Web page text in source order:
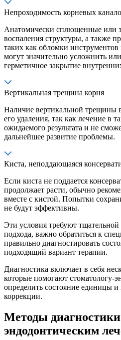
Непроходимость корневых
Анатомически сплющенные или
воспаления структуры, а также
таких как обломки
могут значительно усложнить
герметичное закрытие
Вертикальная трещина корня
Наличие вертикальной трещины в
его удаления, так как лечение в
ожидаемого результата и не
дальнейшее развитие проблемы.
Киста, неподдающаяся
Если киста не поддается
продолжает расти, обычно
вместе с кистой. Попытки
не будут эффективны.
Эти условия требуют
подхода, важно обратиться к
правильно диагностировать
подходящий вариант терапии.
Диагностика включает в себя
которые помогают стоматологу-
определить состояние единицы и
коррекции.
Методы
эндодонтическим